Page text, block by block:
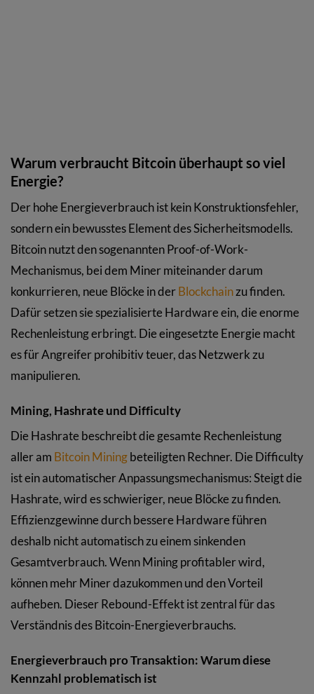
Warum verbraucht Bitcoin überhaupt so viel
Energie?
Der hohe Energieverbrauch ist kein Konstruktionsfehler,
sondern ein bewusstes Element des Sicherheitsmodells.
Bitcoin nutzt den sogenannten Proof-of-Work-
Mechanismus, bei dem Miner miteinander darum
konkurrieren, neue Blöcke in derBlockchainzu finden.
Dafür setzen sie spezialisierte Hardware ein, die enorme
Rechenleistung erbringt. Die eingesetzte Energie macht
es für Angreifer prohibitiv teuer, das Netzwerk zu
manipulieren.
Mining, Hashrate und Difficulty
Die Hashrate beschreibt die gesamte Rechenleistung
aller am Bitcoin Miningbeteiligten Rechner. Die Difficulty
ist ein automatischer Anpassungsmechanismus: Steigt die
Hashrate, wird es schwieriger, neue Blöcke zu finden.
Effizienzgewinne durch bessere Hardware führen
deshalb nicht automatisch zu einem sinkenden
Gesamtverbrauch. Wenn Mining profitabler wird,
können mehr Miner dazukommen und den Vorteil
aufheben. Dieser Rebound-Effekt ist zentral für das
Verständnis des Bitcoin-Energieverbrauchs.
Energieverbrauch pro Transaktion: Warum diese
Kennzahl problematisch ist